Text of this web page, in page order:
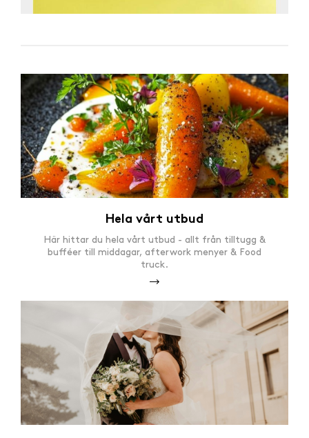
Hela vårt utbud
Här hittar du hela vårt utbud - allt från tilltugg &
bufféer till middagar, afterwork menyer & Food
truck.